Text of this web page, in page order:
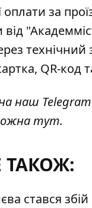
оплати за
від
технічний
QR-код
наш
тут.
ТАКОЖ:
стався